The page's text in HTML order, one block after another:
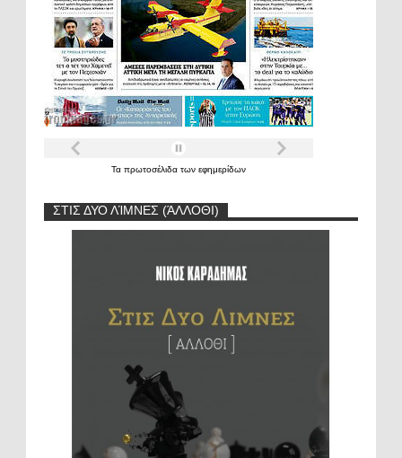
Τα πρωτοσέλιδα των εφημερίδων
ΣΤΙΣ ΔΥΟ ΛΊΜΝΕΣ (ΆΛΛΟΘΙ)